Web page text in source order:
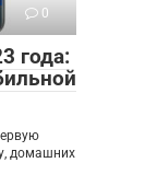
0
года:
домашних